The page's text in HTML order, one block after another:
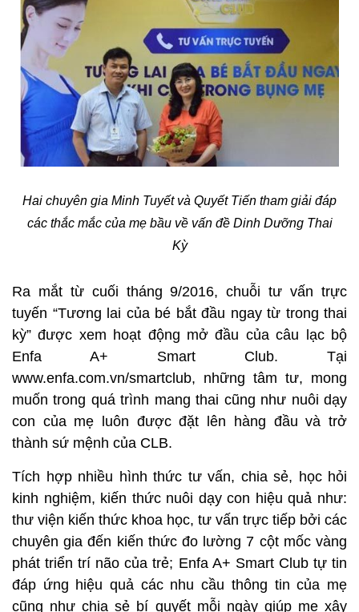
Hai chuyên gia Minh Tuyết và Quyết Tiến tham giải đáp
các thắc mắc của mẹ bầu về vấn đề Dinh Dưỡng Thai
Kỳ
Ra mắt từ cuối tháng 9/2016, chuỗi tư vấn trực
tuyến “Tương lai của bé bắt đầu ngay từ trong thai
kỳ” được xem hoạt động mở đầu của câu lạc bộ
Enfa A+ Smart Club. Tại
www.enfa.com.vn/smartclub, những tâm tư, mong
muốn trong quá trình mang thai cũng như nuôi dạy
con của mẹ luôn được đặt lên hàng đầu và trở
thành sứ mệnh của CLB.
Tích hợp nhiều hình thức tư vấn, chia sẻ, học hỏi
kinh nghiệm, kiến thức nuôi dạy con hiệu quả như:
thư viện kiến thức khoa học, tư vấn trực tiếp bởi các
chuyên gia đến kiến thức đo lường 7 cột mốc vàng
phát triển trí não của trẻ; Enfa A+ Smart Club tự tin
đáp ứng hiệu quả các nhu cầu thông tin của mẹ
cũng như chia sẻ bí quyết mỗi ngày giúp mẹ xây